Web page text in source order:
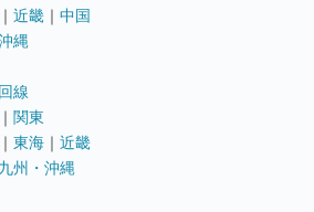
｜ 近畿 ｜ 中国
縄
線
｜ 関東
｜ 東海 ｜ 近畿
九州・沖縄